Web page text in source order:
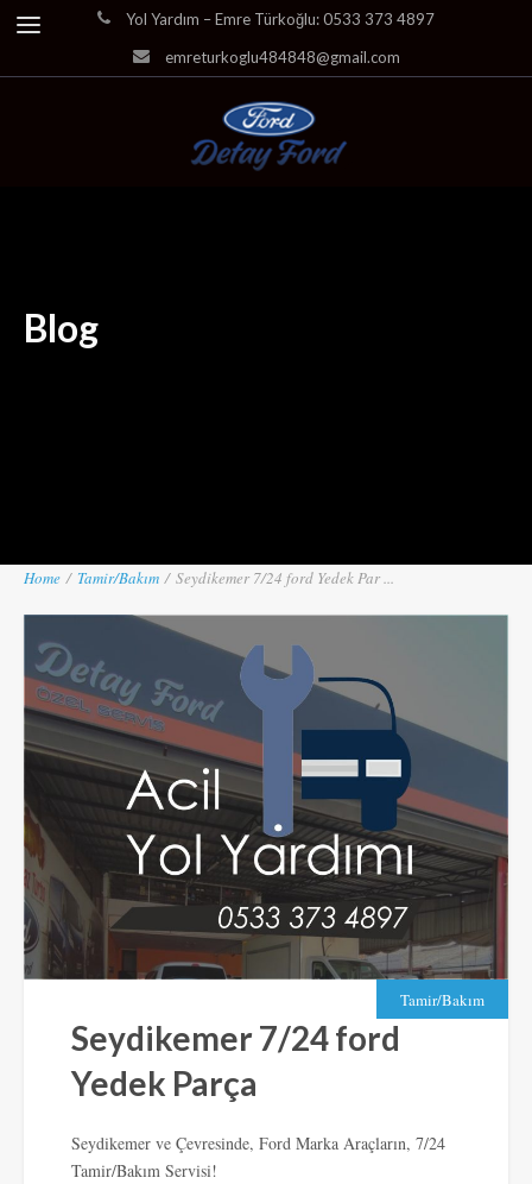
Yol Yardım – Emre Türkoğlu: 0533 373 4897
emreturkoglu484848@gmail.com
Blog
Home / Tamir/Bakım / Seydikemer 7/24 ford Yedek Par ...
Tamir/Bakım
Seydikemer 7/24 ford
Yedek Parça
Seydikemer ve Çevresinde, Ford Marka Araçların, 7/24
Tamir/Bakım Servisi!